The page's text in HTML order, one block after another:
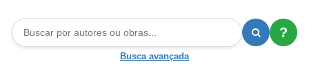
?
Busca avançada